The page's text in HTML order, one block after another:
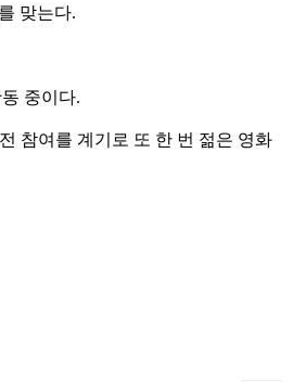
맞는다.
중이다.
참여를 계기로 또 한 번 젊은 영화